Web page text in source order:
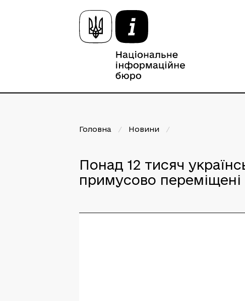
Головна / Новини /
Понад 12 тисяч
примусово переміщені